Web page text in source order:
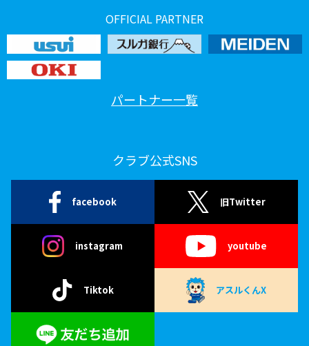
OFFICIAL PARTNER
パートナー一覧
クラブ公式SNS
facebook 旧Twitter
instagram youtube
Tiktok アスルくんX